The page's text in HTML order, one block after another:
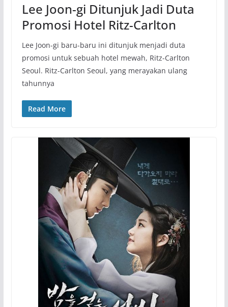
Lee Joon-gi Ditunjuk Jadi Duta
Promosi Hotel Ritz-Carlton
Lee Joon-gi baru-baru ini ditunjuk menjadi duta
promosi untuk sebuah hotel mewah, Ritz-Carlton
Seoul. Ritz-Carlton Seoul, yang merayakan ulang
tahunnya
Read More